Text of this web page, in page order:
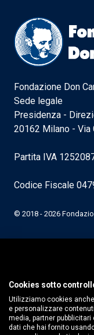
Fondazione Don
Sede legale
Presidenza -
20162 Milano - Via
Partita IVA
Codice Fiscale
© 2018 - 2026
Cookies sotto
Utilizziamo cookies
e personalizzare
media, partner
dati che hai fornito